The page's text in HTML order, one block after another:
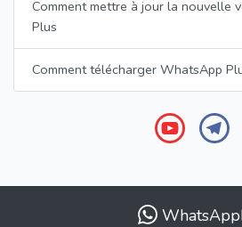
Comment mettre à jour la nouvelle
Plus
Comment télécharger WhatsApp